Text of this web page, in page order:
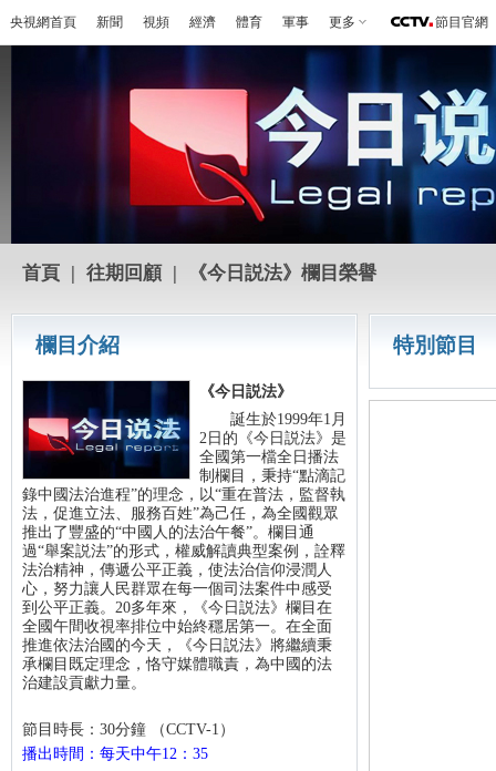
央視網首頁 新聞 視頻 經濟 體育 軍事 更多 節目官網
首頁 | 往期回顧 | 《今日説法》欄目榮譽
欄目介紹
《今日説法》
誕生於1999年1月
2日的《今日説法》是
全國第一檔全日播法
制欄目，秉持“點滴記
錄中國法治進程”的理念，以“重在普法，監督執
法，促進立法、服務百姓”為己任，為全國觀眾
推出了豐盛的“中國人的法治午餐”。欄目通
過“舉案説法”的形式，權威解讀典型案例，詮釋
法治精神，傳遞公平正義，使法治信仰浸潤人
心，努力讓人民群眾在每一個司法案件中感受
到公平正義。20多年來，《今日説法》欄目在
全國午間收視率排位中始終穩居第一。在全面
推進依法治國的今天，《今日説法》將繼續秉
承欄目既定理念，恪守媒體職責，為中國的法
治建設貢獻力量。
節目時長： 30分鐘 （CCTV-1）
播出時間：每天中午12：35
特別節目